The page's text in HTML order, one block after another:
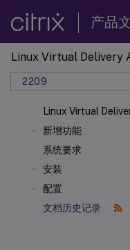
产品
Linux Virtual Delivery
2209
Linux Virtual
新增功能
系统要求
安装
配置
文档历史记录